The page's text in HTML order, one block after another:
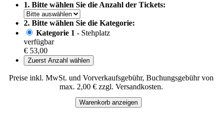
1. Bitte wählen Sie die Anzahl der Tickets:
2. Bitte wählen Sie die Kategorie:
Kategorie 1 - Stehplatz
verfügbar
€ 53,00
Zuerst Anzahl wählen
Preise inkl. MwSt. und Vorverkaufsgebühr, Buchungsgebühr von
max. 2,00 € zzgl. Versandkosten.
Warenkorb anzeigen